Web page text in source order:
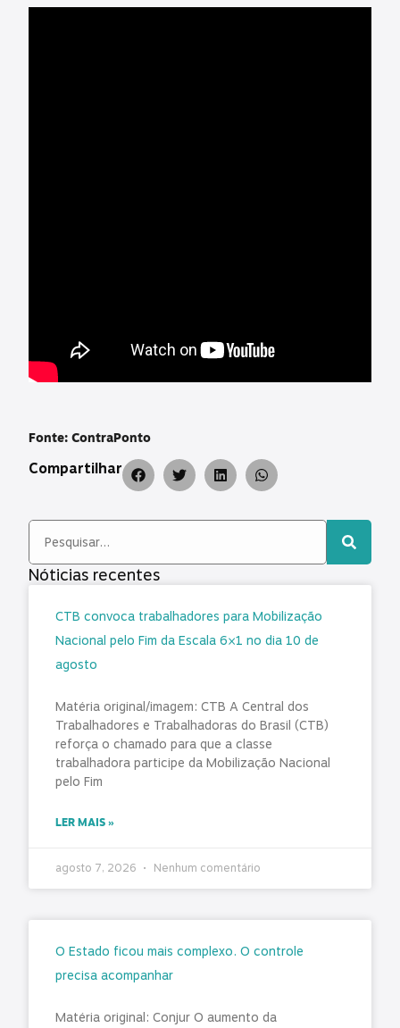
Fonte: ContraPonto
Compartilhar
Nóticias recentes
CTB convoca trabalhadores para Mobilização
Nacional pelo Fim da Escala 6×1 no dia 10 de
agosto
Matéria original/imagem: CTB A Central dos
Trabalhadores e Trabalhadoras do Brasil (CTB)
reforça o chamado para que a classe
trabalhadora participe da Mobilização Nacional
pelo Fim
LER MAIS »
agosto 7, 2026 Nenhum comentário
O Estado ficou mais complexo. O controle
precisa acompanhar
Matéria original: Conjur O aumento da